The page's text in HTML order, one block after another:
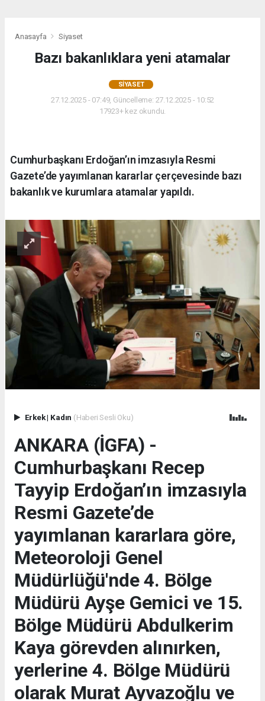
Anasayfa Siyaset
Bazı bakanlıklara yeni atamalar
SIYASET
27.12.2025 - 07:49, Güncelleme: 27.12.2025 - 10:52
17923+ kez okundu.
Cumhurbaşkanı Erdoğan’ın imzasıyla Resmi
Gazete’de yayımlanan kararlar çerçevesinde bazı
bakanlık ve kurumlara atamalar yapıldı.
Erkek| Kadın (Haberi Sesli Oku)
ANKARA (İGFA) -
Cumhurbaşkanı Recep
Tayyip Erdoğan’ın imzasıyla
Resmi Gazete’de
yayımlanan kararlara göre,
Meteoroloji Genel
Müdürlüğü'nde 4. Bölge
Müdürü Ayşe Gemici ve 15.
Bölge Müdürü Abdulkerim
Kaya görevden alınırken,
yerlerine 4. Bölge Müdürü
olarak Murat Ayvazoğlu ve